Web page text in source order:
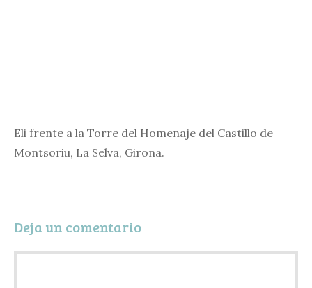
Eli frente a la Torre del Homenaje del Castillo de
Montsoriu, La Selva, Girona.
Deja un comentario